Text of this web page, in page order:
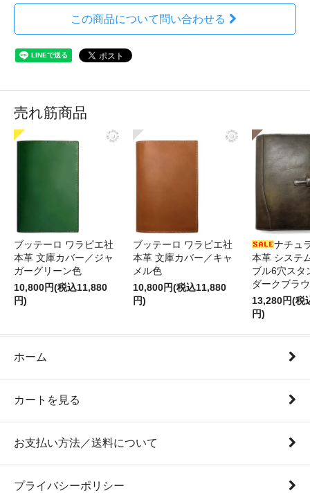
この商品について問い合わせる
売れ筋商品
ブッテーロ ワラピエ社
本革 文庫カバー／ジャ
ガーグリーン色
10,800円(税込11,880
円)
ブッテーロ ワラピエ社
本革 文庫カバー／キャ
メル色
10,800円(税込11,880
円)
ナチュ
本革 システ
ブル6穴スタ
ダークブラ
13,280円(税
円)
ホーム
カートを見る
お支払い方法／送料について
プライバシーポリシー